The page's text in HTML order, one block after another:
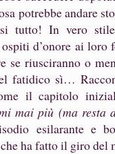
potrebbe andare
tutto! In vero
d’onore ai loro
se riusciranno o
fatidico sì…
il capitolo
mai più (ma resta
esilarante e
ha fatto il giro del